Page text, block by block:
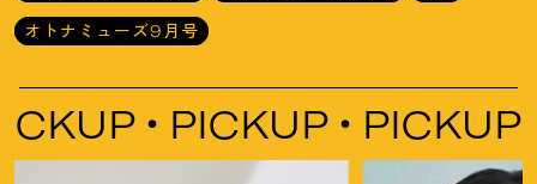
オトナミューズ9月号
PICKUP PICKUP